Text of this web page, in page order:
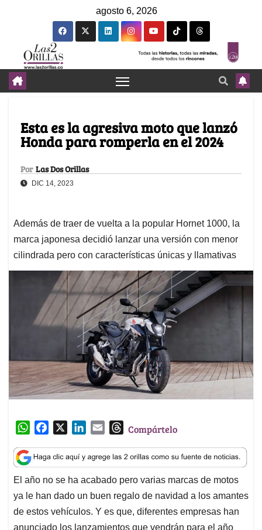
agosto 6, 2026
Esta es la agresiva moto que lanzó
Honda para romperla en el 2024
Por Las Dos Orillas
DIC 14, 2023
Además de traer de vuelta a la popular Hornet 1000, la
marca japonesa decidió lanzar una versión con menor
cilindrada pero con características únicas y llamativas
W
a
t
s
A
p
p
c
e
b
o
o
k
n
k
e
d
I
n
a
i
l
T
r
e
a
d
s
Compártelo
El año no se ha acabado pero varias marcas de motos
ya le han dado un buen regalo de navidad a los amantes
de estos vehículos. Y es que, diferentes empresas han
anunciado los lanzamientos que vendrán para el año